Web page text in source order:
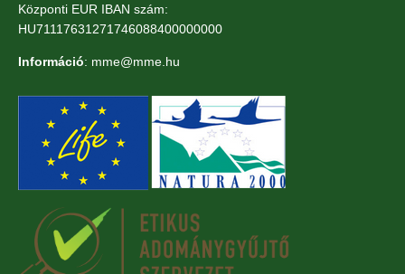
Központi EUR IBAN szám:
HU71117631271746088400000000
Információ: mme@mme.hu